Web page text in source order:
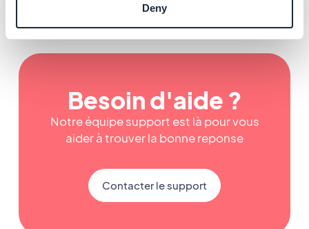
Deny
Besoin d'aide ?
Notre équipe support est là pour vous
aider à trouver la bonne reponse
Contacter le support